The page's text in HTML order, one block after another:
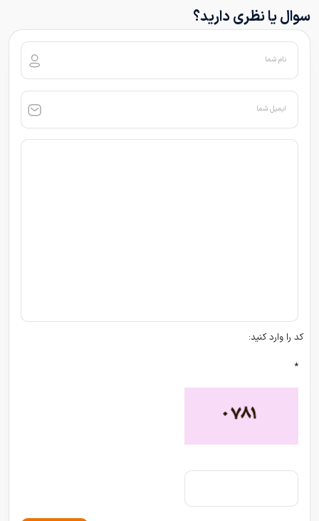
سوال یا نظری دارید؟
نام شما
ایمیل شما
کد را وارد کنید:
*